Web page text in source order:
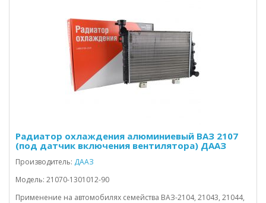
Радиатор охлаждения алюминиевый ВАЗ 2107
(под датчик включения вентилятора) ДААЗ
Производитель: ДААЗ
Модель: 21070-1301012-90
Применение на автомобилях семейства ВАЗ-2104, 21043, 21044,